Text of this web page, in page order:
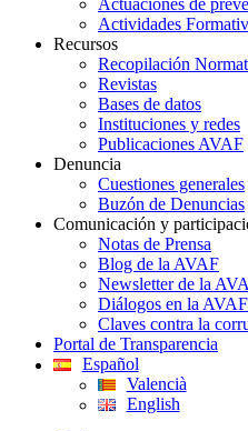
Actuaciones de
Actividades
Recursos
Recopilación
Revistas
Bases de datos
Instituciones y redes
Publicaciones AVAF
Denuncia
Cuestiones generales
Buzón de Denuncias
Comunicación y
Notas de Prensa
Blog de la AVAF
Newsletter de la
Diálogos en la AVAF
Claves contra la
Portal de Transparencia
Español
Valencià
English